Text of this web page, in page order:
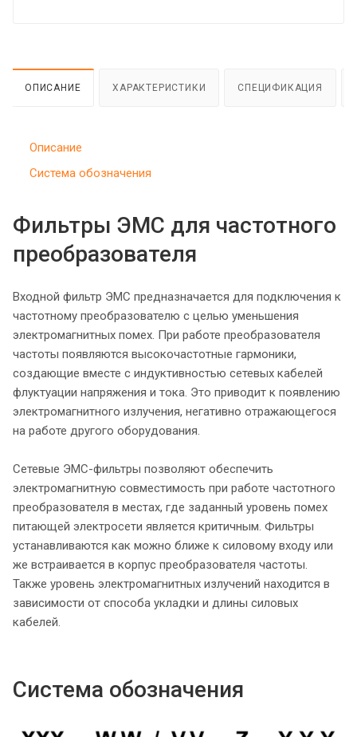
ОПИСАНИЕ ХАРАКТЕРИСТИКИ СПЕЦИФИКАЦИЯ
Описание
Система обозначения
Фильтры ЭМС для частотного
преобразователя
Входной фильтр ЭМС предназначается для подключения к
частотному преобразователю с целью уменьшения
электромагнитных помех. При работе преобразователя
частоты появляются высокочастотные гармоники,
создающие вместе с индуктивностью сетевых кабелей
флуктуации напряжения и тока. Это приводит к появлению
электромагнитного излучения, негативно отражающегося
на работе другого оборудования.
Сетевые ЭМС-фильтры позволяют обеспечить
электромагнитную совместимость при работе частотного
преобразователя в местах, где заданный уровень помех
питающей электросети является критичным. Фильтры
устанавливаются как можно ближе к силовому входу или
же встраивается в корпус преобразователя частоты.
Также уровень электромагнитных излучений находится в
зависимости от способа укладки и длины силовых
кабелей.
Система обозначения